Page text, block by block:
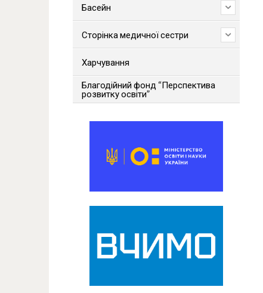
Басейн
Сторінка медичної сестри
Харчування
Благодійний фонд “Перспектива
розвитку освіти”